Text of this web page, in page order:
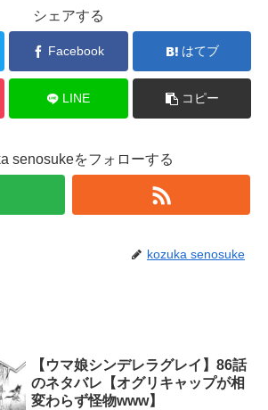
シェアする
Facebook はてブ
LINE コピー
senosukeをフォローする
kozuka senosuke
【ウマ娘シンデレラグレイ】86話
のネタバレ【オグリキャップが相
変わらず怪物www】